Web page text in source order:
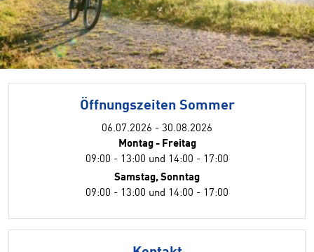
Öffnungszeiten Sommer
06.07.2026 - 30.08.2026
Montag - Freitag
09:00 - 13:00 und 14:00 - 17:00
Samstag, Sonntag
09:00 - 13:00 und 14:00 - 17:00